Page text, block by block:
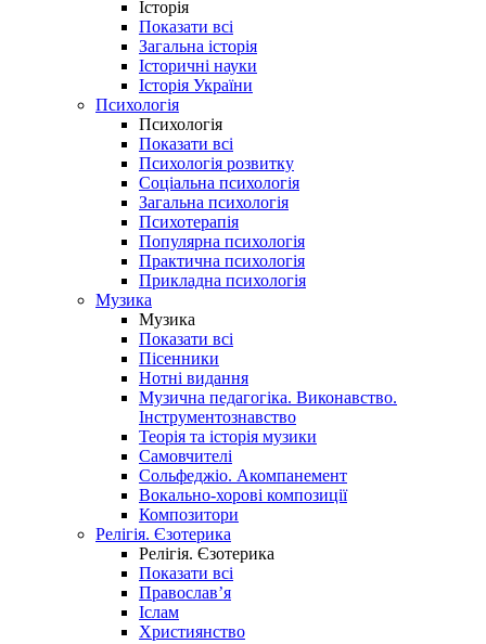
Історія
Показати всі
Загальна історія
Історичні науки
Історія України
Психологія
Психологія
Показати всі
Психологія розвитку
Соціальна психологія
Загальна психологія
Психотерапія
Популярна психологія
Практична психологія
Прикладна психологія
Музика
Музика
Показати всі
Пісенники
Нотні видання
Музична педагогіка. Виконавство.
Інструментознавство
Теорія та історія музики
Самовчителі
Сольфеджіо. Акомпанемент
Вокально-хорові композиції
Композитори
Релігія. Єзотерика
Релігія. Єзотерика
Показати всі
Православ’я
Іслам
Християнство